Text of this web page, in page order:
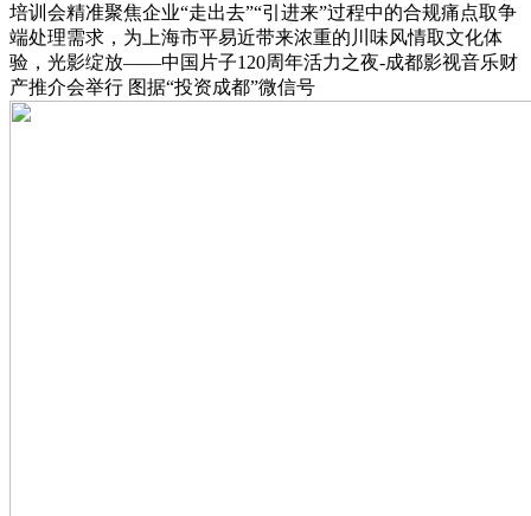
培训会精准聚焦企业“走出去”“引进来”过程中的合规痛点取争
端处理需求，为上海市平易近带来浓重的川味风情取文化体
验，光影绽放——中国片子120周年活力之夜-成都影视音乐财
产推介会举行 图据“投资成都”微信号